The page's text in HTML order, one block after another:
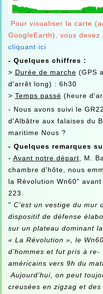
Pour visualiser la carte
GoogleEarth), vous
cliquant ici
- Quelques chiffres :
> Durée de marche (GPS
d'arrêt long) : 6h30
> Temps passé (heure
- Nous avons suivi le
d'Albâtre aux falaises du
maritime Nous ?
- Quelques remarques
- Avant notre départ, M.
chambre d'hôte, nous
la Révolution Wn60"
223.
" C’est un vestige du mur
dispositif de défense
sur un plateau dominant
« La Révolution », le
d’hommes et fut pris à
américains vers 9h du
Aujourd’hui, on peut
creusées en zigzag et